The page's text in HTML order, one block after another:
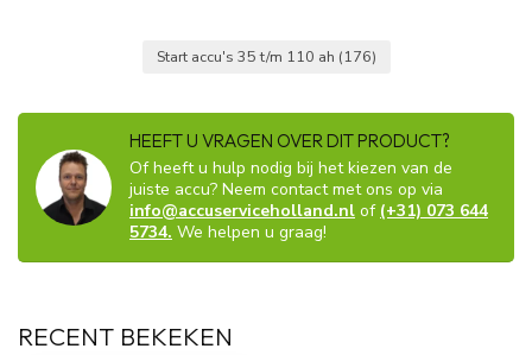
Start accu's 35 t/m 110 ah (176)
HEEFT U VRAGEN OVER DIT PRODUCT?
Of heeft u hulp nodig bij het kiezen van de
juiste accu? Neem contact met ons op via
info@accuserviceholland.nl of (+31) 073 644
5734. We helpen u graag!
RECENT BEKEKEN